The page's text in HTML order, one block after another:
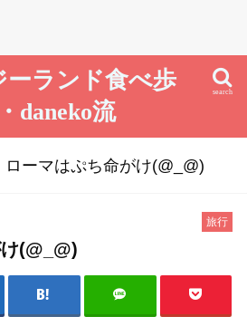
ーランド食べ歩
daneko流
search
ローマはぷち命がけ(@_@)
旅行
(@_@)